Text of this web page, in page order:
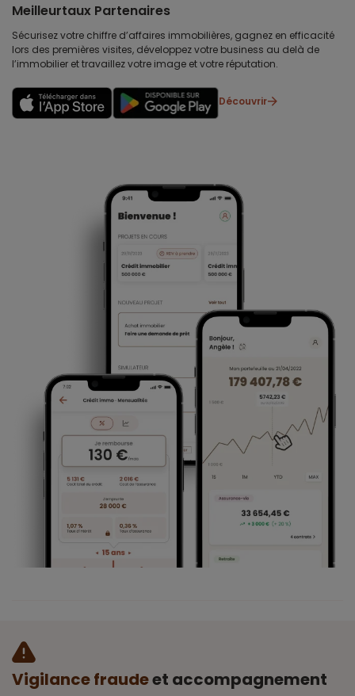
Meilleurtaux Partenaires
Sécurisez votre chiffre d’affaires immobilières, gagnez en efficacité
lors des premières visites, développez votre business au delà de
l’immobilier et travaillez votre image et votre réputation.
Découvrir
Vigilance fraudeet accompagnement